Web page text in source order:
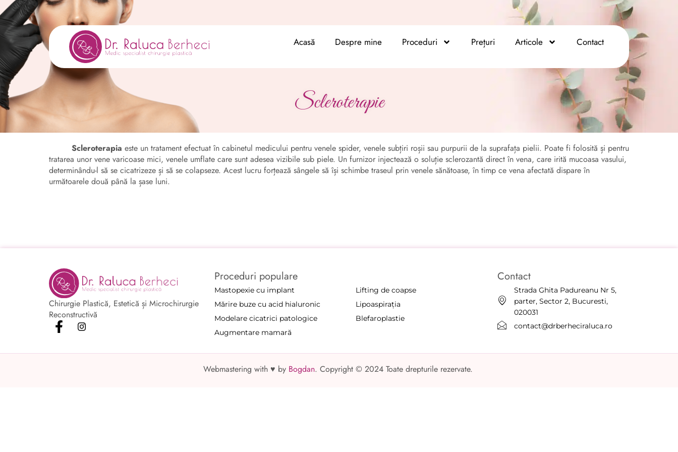
Acasă Despre mine Proceduri Prețuri Articole Contact
Scleroterapie
Scleroterapia este un tratament efectuat în cabinetul medicului pentru venele spider, venele subțiri roșii sau purpurii de la suprafața pielii. Poate fi folosită și pentru
tratarea unor vene varicoase mici, venele umflate care sunt adesea vizibile sub piele. Un furnizor injectează o soluție sclerozantă direct în vena, care irită mucoasa vasului,
determinându-l să se cicatrizeze și să se colapseze. Acest lucru forțează sângele să își schimbe traseul prin venele sănătoase, în timp ce vena afectată dispare în
următoarele două până la șase luni.
Chirurgie Plastică, Estetică și Microchirurgie
Reconstructivă
Proceduri populare
Mastopexie cu implant
Mărire buze cu acid hialuronic
Modelare cicatrici patologice
Augmentare mamară
Lifting de coapse
Lipoaspirația
Blefaroplastie
Contact
Strada Ghita Padureanu Nr 5,
parter, Sector 2, Bucuresti,
020031
contact@drberheciraluca.ro
Webmastering with ♥ by Bogdan. Copyright © 2024 Toate drepturile rezervate.